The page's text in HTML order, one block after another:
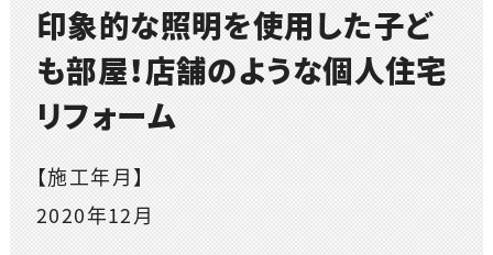
印象的な照明を使用した子ど
も部屋！店舗のような個人住宅
リフォーム
【施工年月】
2020年12月